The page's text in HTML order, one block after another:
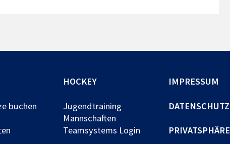
buchen
HOCKEY
Jugendtraining
Mannschaften
Teamsystems Login
IMPRESSUM
DATENSCHUTZ
PRIVATSPHÄRE